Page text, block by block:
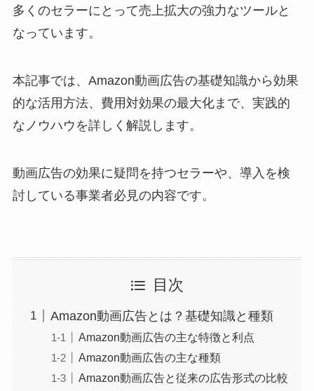
多くのセラーにとって売上拡大の強力なツールと
なっています。
本記事では、Amazon動画広告の基礎知識から効果
的な活用方法、費用対効果の最大化まで、実践的
なノウハウを詳しく解説します。
動画広告の効果に疑問を持つセラーや、導入を検
討している事業者必見の内容です。
目次
Amazon動画広告とは？基礎知識と種類
Amazon動画広告の主な特徴と利点
Amazon動画広告の主な種類
Amazon動画広告と従来の広告形式の比較